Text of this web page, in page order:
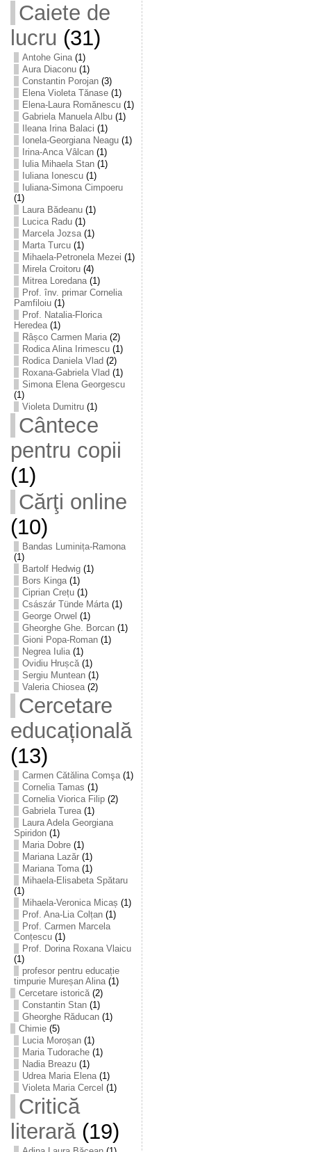
Caiete de
lucru (31)
Antohe Gina(1)
Aura Diaconu(1)
Constantin Porojan(3)
Elena Violeta Tănase(1)
Elena-Laura Romănescu(1)
Gabriela Manuela Albu(1)
Ileana Irina Balaci (1)
Ionela-Georgiana Neagu(1)
Irina-Anca Vâlcan(1)
Iulia Mihaela Stan(1)
Iuliana Ionescu(1)
Iuliana-Simona Cimpoeru
(1)
Laura Bădeanu(1)
Lucica Radu(1)
Marcela Jozsa(1)
Marta Turcu(1)
Mihaela-Petronela Mezei (1)
Mirela Croitoru(4)
Mitrea Loredana(1)
Prof. înv. primar Cornelia
Pamfiloiu(1)
Prof. Natalia-Florica
Heredea(1)
Râșco Carmen Maria(2)
Rodica Alina Irimescu(1)
Rodica Daniela Vlad (2)
Roxana-Gabriela Vlad (1)
Simona Elena Georgescu
(1)
Violeta Dumitru(1)
Cântece
pentru copii
(1)
Cărţi online
(10)
Bandas Luminița-Ramona
(1)
Bartolf Hedwig(1)
Bors Kinga(1)
Ciprian Crețu(1)
Császár Tünde Márta(1)
George Orwel (1)
Gheorghe Ghe. Borcan(1)
Gioni Popa-Roman(1)
Negrea Iulia(1)
Ovidiu Hrușcă(1)
Sergiu Muntean(1)
Valeria Chiosea(2)
Cercetare
educațională
(13)
Carmen Cătălina Comşa(1)
Cornelia Tamas (1)
Cornelia Viorica Filip(2)
Gabriela Turea(1)
Laura Adela Georgiana
Spiridon(1)
Maria Dobre(1)
Mariana Lazăr(1)
Mariana Toma(1)
Mihaela-Elisabeta Spătaru
(1)
Mihaela-Veronica Micaș (1)
Prof. Ana-Lia Colțan(1)
Prof. Carmen Marcela
Conțescu(1)
Prof. Dorina Roxana Vlaicu
(1)
profesor pentru educație
timpurie Mureșan Alina(1)
Cercetare istorică(2)
Constantin Stan(1)
Gheorghe Răducan(1)
Chimie(5)
Lucia Moroșan(1)
Maria Tudorache(1)
Nadia Breazu(1)
Udrea Maria Elena(1)
Violeta Maria Cercel (1)
Critică
literară(19)